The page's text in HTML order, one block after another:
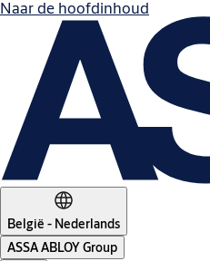
Naar de hoofdinhoud
België - Nederlands
ASSA ABLOY Group